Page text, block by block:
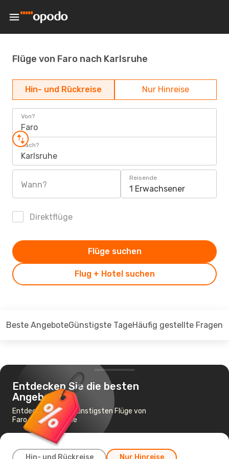
Flüge von Faro nach Karlsruhe
Hin- und Rückreise Nur Hinreise
Von?
Faro
Nach?
Karlsruhe
Wann?
Reisende
1 Erwachsener
Direktflüge
Flug + Hotel suchen
Flüge suchen
Beste AngeboteGünstigste TageHäufig gestellte Fragen
Entdecken Sie die besten
Angebote
Entdecken Sie die günstigsten Flüge von
Faro nach Karlsruhe
Hin- und Rückreise Nur Hinreise